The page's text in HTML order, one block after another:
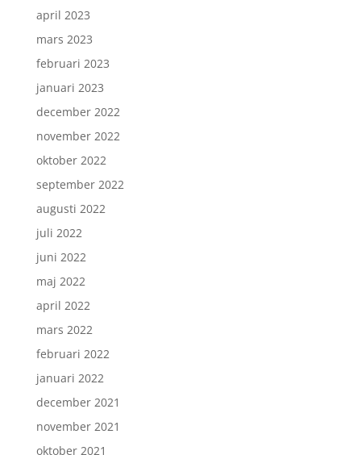
april 2023
mars 2023
februari 2023
januari 2023
december 2022
november 2022
oktober 2022
september 2022
augusti 2022
juli 2022
juni 2022
maj 2022
april 2022
mars 2022
februari 2022
januari 2022
december 2021
november 2021
oktober 2021